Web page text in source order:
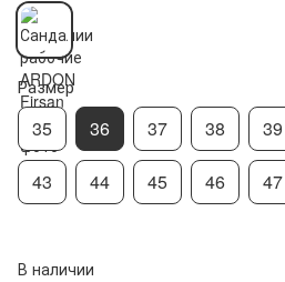
Размер
35 36 37 38 39
43 44 45 46 47
В наличии